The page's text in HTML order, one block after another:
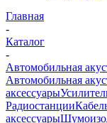
Главная
-
Каталог
-
Автомобильная
Автомобильная
аксессуары
Радиостанции
аксессуары